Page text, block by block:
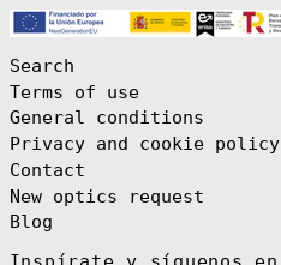
Search
Terms of use
General conditions
Privacy and cookie policy
Contact
New optics request
Blog
Bangladesh (BDT
$)
Belarus (EUR €)
Belgium (EUR €)
Belize (BZD $)
Bermuda (USD $)